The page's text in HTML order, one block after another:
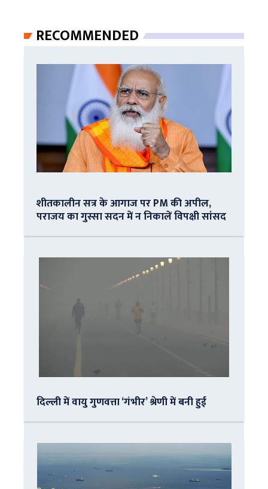
RECOMMENDED
शीतकालीन सत्र के आगाज पर PM की अपील,
पराजय का गुस्सा सदन में न निकालें विपक्षी सांसद
दिल्ली में वायु गुणवत्ता ‘गंभीर’ श्रेणी में बनी हुई